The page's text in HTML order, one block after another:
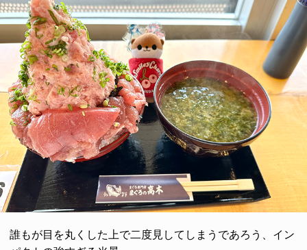
誰もが目を丸くした上で二度見してしまうであろう、イン